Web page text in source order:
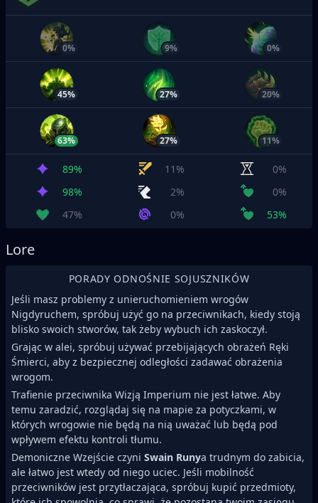
0% 9% 0%
45% 27% 20%
63% 27% 11%
89% 11%
0%
98%
2%
0%
47%
0% 53%
Lore
PORADY ODNOŚNIE SOJUSZNIKÓW
Jeśli masz problemy z unieruchomieniem wrogów
Nigdyruchem, spróbuj użyć go na przeciwnikach, kiedy stoją
blisko swoich stworów, tak żeby wybuch ich zaskoczył.
Grając w alei, spróbuj używać przebijających obrażeń Ręki
Śmierci, aby z bezpiecznej odległości zadawać obrażenia
wrogom.
Trafienie przeciwnika Wizją Imperium nie jest łatwe. Aby
temu zaradzić, rozglądaj się na mapie za potyczkami, w
których wrogowie nie będą na nią uważać lub będą pod
wpływem efektu kontroli tłumu.
Demoniczne Wzejście czyni Swain Runya trudnym do zabicia,
ale łatwo jest wtedy od niego uciec. Jeśli mobilność
przeciwników jest przytłaczająca, spróbuj kupić przedmioty,